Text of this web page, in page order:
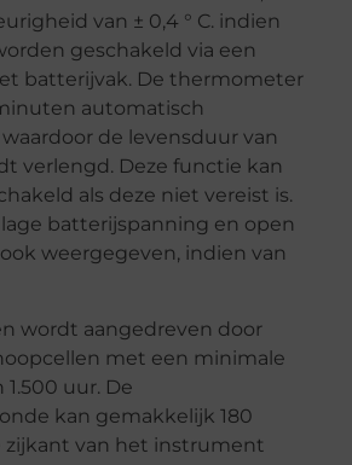
van ± 0,4 ° C. indien
geschakeld via een
batterijvak. De thermometer
automatisch
de levensduur van
verlengd. Deze functie kan
als deze niet vereist is.
batterijspanning en open
weergegeven, indien van
wordt aangedreven door
met een minimale
uur. De
kan gemakkelijk 180
zijkant van het instrument